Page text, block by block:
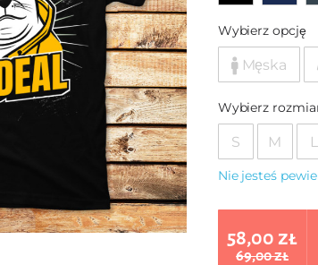
Wybierz opcję
Męska
Wybierz
S M L
Nie jesteś
58,00 zł
69,00 zł